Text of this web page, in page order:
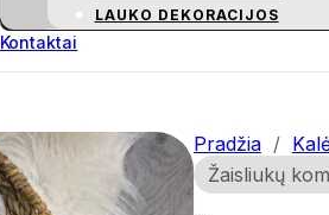
LAUKO DEKORACIJOS
Kontaktai
Pradžia /
Žaisliukų